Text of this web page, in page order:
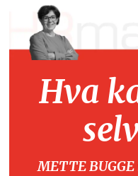
Hva
METTE BUGGE